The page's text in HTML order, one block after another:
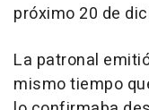
próximo 20 de
La patronal
mismo tiempo